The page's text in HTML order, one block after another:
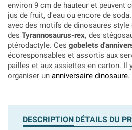
environ 9 cm de hauteur et peuvent
jus de fruit, d'eau ou encore de
avec des motifs de dinosaures
des Tyrannosaurus-rex, des
ptérodactyle. Ces gobelets
écoresponsables et assortis aux
pailles et aux assiettes en carton. Il
organiser un anniversaire dinosaure.
DESCRIPTION DÉTAILS DU